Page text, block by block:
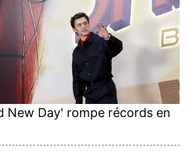
New Day' rompe récords en